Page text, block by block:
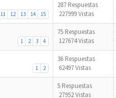
11 12 13 14 15
287 Respuestas
227999 Vistas
1 2 3 4
75 Respuestas
127674 Vistas
1 2
36 Respuestas
62497 Vistas
5 Respuestas
27952 Vistas